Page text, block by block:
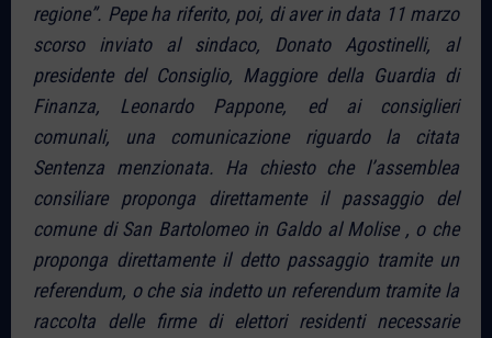
regione”. Pepe ha riferito, poi, di aver in data 11 marzo
scorso inviato al sindaco, Donato Agostinelli, al
presidente del Consiglio, Maggiore della Guardia di
Finanza, Leonardo Pappone, ed ai consiglieri
comunali, una comunicazione riguardo la citata
Sentenza menzionata. Ha chiesto che l’assemblea
consiliare proponga direttamente il passaggio del
comune di San Bartolomeo in Galdo al Molise , o che
proponga direttamente il detto passaggio tramite un
referendum, o che sia indetto un referendum tramite la
raccolta delle firme di elettori residenti necessarie